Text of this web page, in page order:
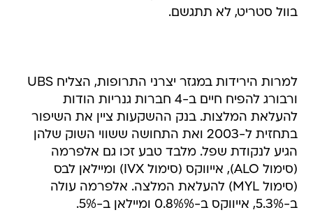
בוול סטריט, לא תתגשם.
למרות הירידות במגזר יצרני התרופות, הצליח UBS
ורבורג להפיח חיים ב-4 חברות גנריות הודות
להעלאת המלצות. בנק ההשקעות ציין את השיפור
בתחזית ל-2003 ואת התחושה ששווי השוק שלהן
הגיע לנקודת שפל. מלבד טבע זכו גם אלפרמה
(סימול ALO), אייווקס (סימול IVX) ומיילאן לבס
(סימול MYL) להעלאת המלצה. אלפרמה עולה
ב-5.3%, אייווקס ב-0.8%% ומיילאן ב-5%.